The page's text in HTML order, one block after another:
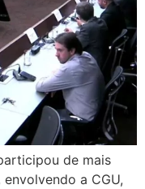
de mais
a CGU,